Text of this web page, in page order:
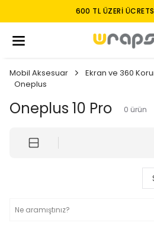
600 TL ÜZERI
Mobil Aksesuar Ekran ve 360
Oneplus
Oneplus 10 Pro 0 ürün